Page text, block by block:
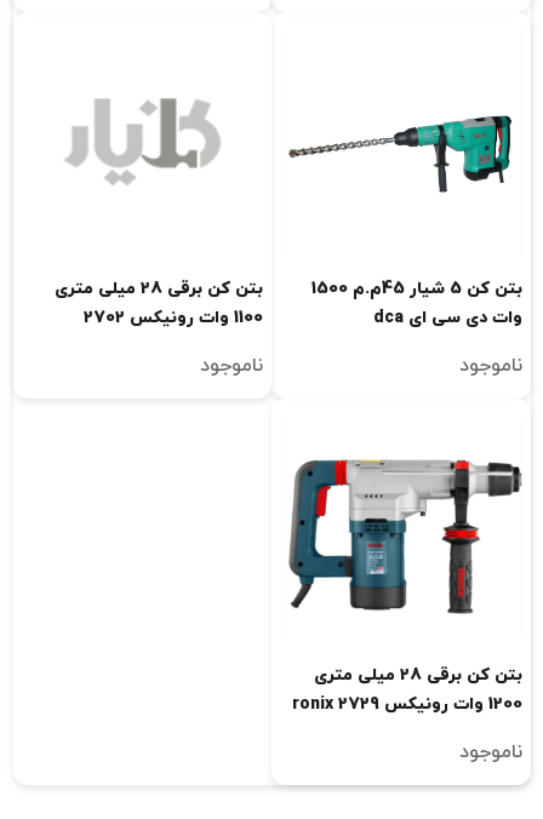
بتن کن 5 شیار 45م.م 1500
وات دی سی ای dca
ناموجود
بتن کن برقی 28 میلی متری
1100 وات رونیکس 2702
ناموجود
بتن کن برقی 28 میلی متری
1200 وات رونیکس ronix 2729
ناموجود